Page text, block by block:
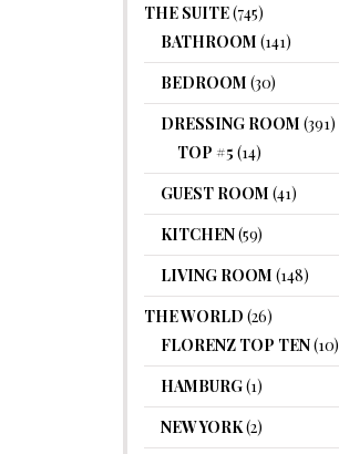
THE SUITE(745)
BATHROOM (141)
BEDROOM (30)
DRESSING ROOM (391)
TOP #5 (14)
GUEST ROOM (41)
KITCHEN(59)
LIVING ROOM (148)
THE WORLD (26)
FLORENZ TOP TEN(10)
HAMBURG(1)
NEW YORK(2)